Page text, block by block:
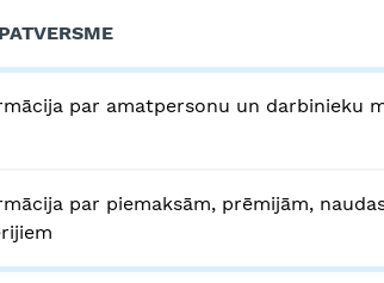
par amatpersonu un darbinieku
par piemaksām, prēmijām,